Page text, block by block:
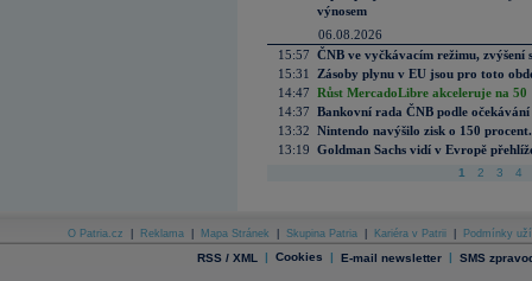
výnosem
06.08.2026
15:57 ČNB ve vyčkávacím režimu, zvýšení
15:31
Zásoby plynu v EU jsou pro toto
14:47 Růst MercadoLibre akceleruje na
14:37 Bankovní rada ČNB podle
13:32 Nintendo navýšilo zisk o 150
13:19 Goldman Sachs vidí v Evropě
1 2 3 4
O Patria.cz Reklama Mapa Stránek Skupina Patria Kariéra v Patrii Podmínky
RSS / XML | Cookies | E-mail newsletter | SMS